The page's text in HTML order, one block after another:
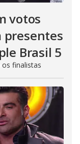
votos
presentes
Brasil 5
finalistas